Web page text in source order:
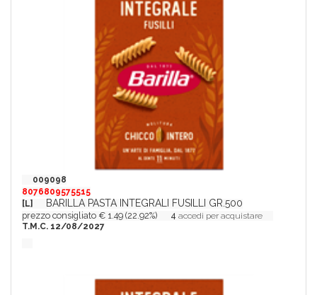
009098
8076809575515
[L]
BARILLA PASTA INTEGRALI FUSILLI GR.500
prezzo consigliato € 1.49 (22.92%) 4 accedi per acquistare
T.M.C. 12/08/2027